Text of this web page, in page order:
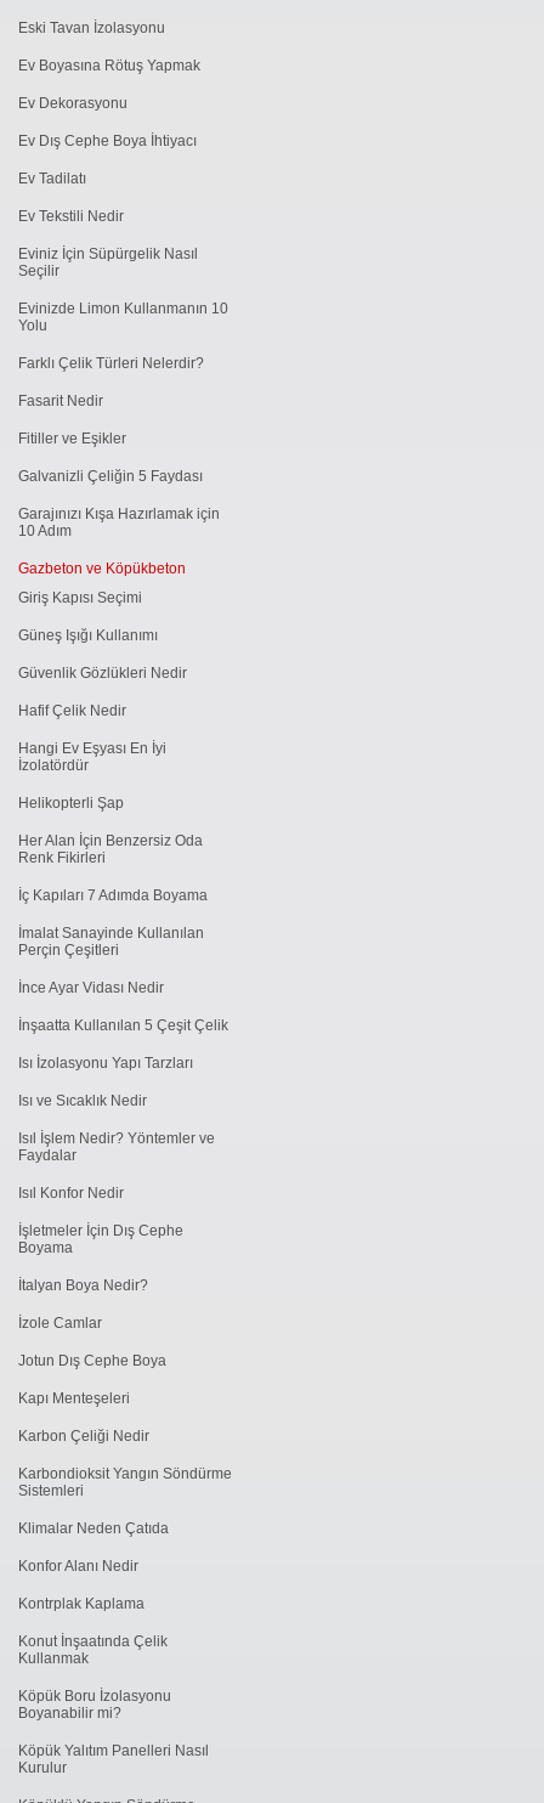
Eski Tavan İzolasyonu
Ev Boyasına Rötuş Yapmak
Ev Dekorasyonu
Ev Dış Cephe Boya İhtiyacı
Ev Tadilatı
Ev Tekstili Nedir
Eviniz İçin Süpürgelik Nasıl
Seçilir
Evinizde Limon Kullanmanın 10
Yolu
Farklı Çelik Türleri Nelerdir?
Fasarit Nedir
Fitiller ve Eşikler
Galvanizli Çeliğin 5 Faydası
Garajınızı Kışa Hazırlamak için
10 Adım
Gazbeton ve Köpükbeton
Giriş Kapısı Seçimi
Güneş Işığı Kullanımı
Güvenlik Gözlükleri Nedir
Hafif Çelik Nedir
Hangi Ev Eşyası En İyi
İzolatördür
Helikopterli Şap
Her Alan İçin Benzersiz Oda
Renk Fikirleri
İç Kapıları 7 Adımda Boyama
İmalat Sanayinde Kullanılan
Perçin Çeşitleri
İnce Ayar Vidası Nedir
İnşaatta Kullanılan 5 Çeşit Çelik
Isı İzolasyonu Yapı Tarzları
Isı ve Sıcaklık Nedir
Isıl İşlem Nedir? Yöntemler ve
Faydalar
Isıl Konfor Nedir
İşletmeler İçin Dış Cephe
Boyama
İtalyan Boya Nedir?
İzole Camlar
Jotun Dış Cephe Boya
Kapı Menteşeleri
Karbon Çeliği Nedir
Karbondioksit Yangın Söndürme
Sistemleri
Klimalar Neden Çatıda
Konfor Alanı Nedir
Kontrplak Kaplama
Konut İnşaatında Çelik
Kullanmak
Köpük Boru İzolasyonu
Boyanabilir mi?
Köpük Yalıtım Panelleri Nasıl
Kurulur